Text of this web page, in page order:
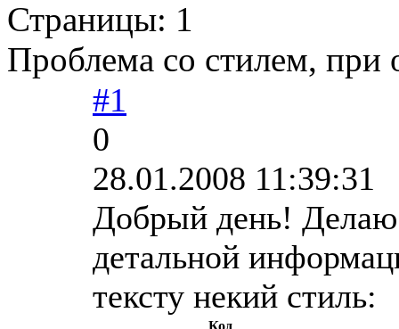
Страницы: 1
Проблема со стилем, при
#1
0
28.01.2008 11:39:31
Добрый день!
детальной
тексту некий стиль:
Код